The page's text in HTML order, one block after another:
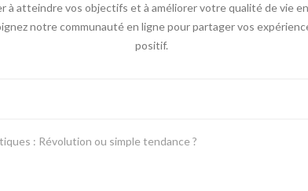
atteindre vos objectifs et à améliorer votre qualité de vie
notre communauté en ligne pour partager vos
positif.
: Révolution ou simple tendance ?